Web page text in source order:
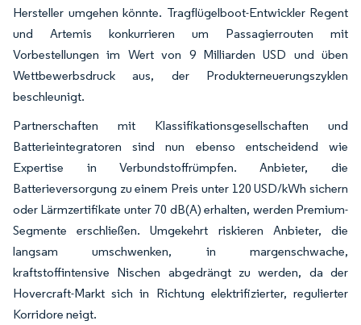
Hersteller umgehen könnte. Tragflügelboot-Entwickler Regent
und Artemis konkurrieren um Passagierrouten mit
Vorbestellungen im Wert von 9 Milliarden USD und üben
Wettbewerbsdruck aus, der Produkterneuerungszyklen
beschleunigt.
Partnerschaften mit Klassifikationsgesellschaften und
Batterieintegratoren sind nun ebenso entscheidend wie
Expertise in Verbundstoffrümpfen. Anbieter, die
Batterieversorgung zu einem Preis unter 120 USD/kWh sichern
oder Lärmzertifikate unter 70 dB(A) erhalten, werden Premium-
Segmente erschließen. Umgekehrt riskieren Anbieter, die
langsam umschwenken, in margenschwache,
kraftstoffintensive Nischen abgedrängt zu werden, da der
Hovercraft-Markt sich in Richtung elektrifizierter, regulierter
Korridore neigt.